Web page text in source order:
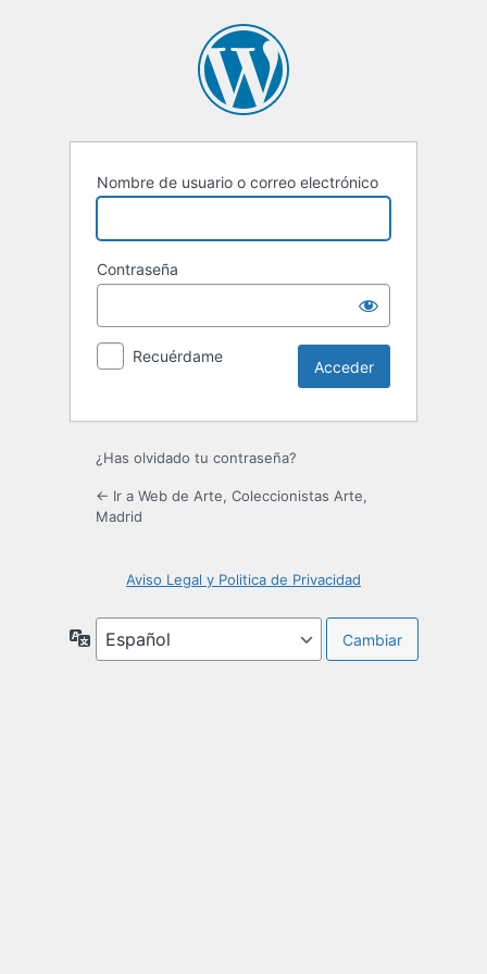
Nombre de usuario o correo electrónico
Contraseña
Recuérdame
¿Has olvidado tu contraseña?
← Ir a Web de Arte, Coleccionistas Arte,
Madrid
Aviso Legal y Politica de Privacidad
Idioma